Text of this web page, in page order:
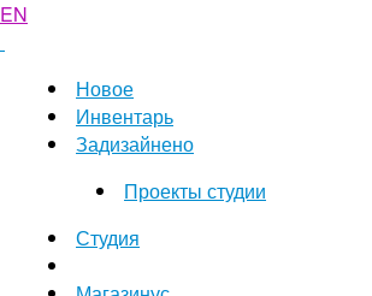
EN
Новое
Инвентарь
Задизайнено
Проекты студии
Студия